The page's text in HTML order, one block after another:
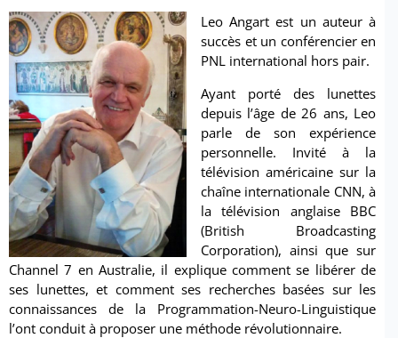
Leo Angart est un auteur à
succès et un conférencier en
PNL international hors pair.
Ayant porté des lunettes
depuis l’âge de 26 ans, Leo
parle de son expérience
personnelle. Invité à la
télévision américaine sur la
chaîne internationale CNN, à
la télévision anglaise BBC
(British Broadcasting
Corporation), ainsi que sur
Channel 7 en Australie, il explique comment se libérer de
ses lunettes, et comment ses recherches basées sur les
connaissances de la Programmation-Neuro-Linguistique
l’ont conduit à proposer une méthode révolutionnaire.